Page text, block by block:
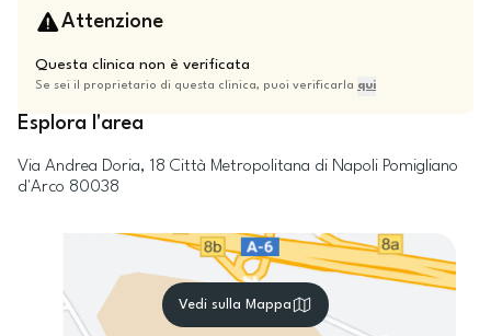
Attenzione
Questa clinica non è verificata
Se sei il proprietario di questa clinica, puoi verificarla qui
Esplora l'area
Via Andrea Doria, 18 Città Metropolitana di Napoli Pomigliano
d'Arco 80038
Vedi sulla Mappa